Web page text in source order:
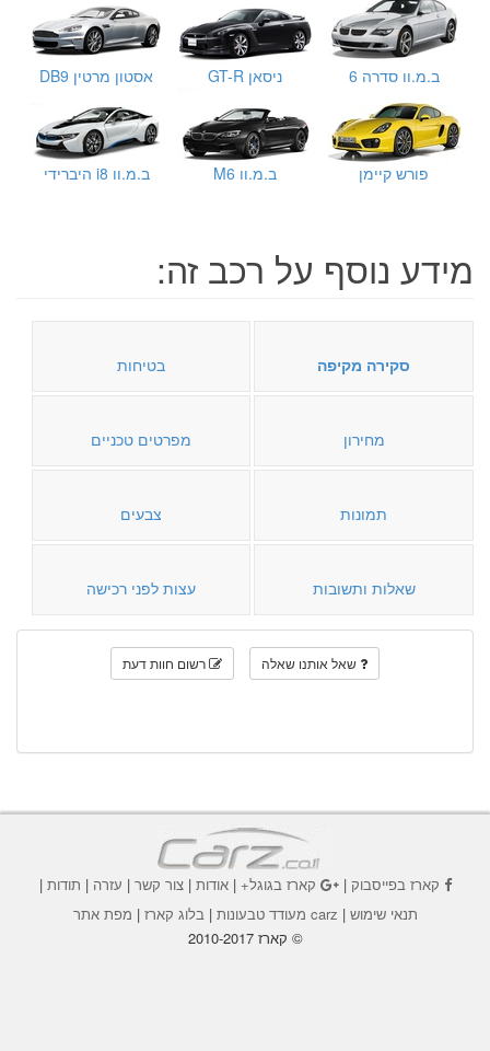
ב.מ.וו סדרה 6 ניסאן GT-R אסטון מרטין DB9
פורש קיימן ב.מ.וו M6 ב.מ.וו i8 היברידי
מידע נוסף על רכב זה:
סקירה מקיפה בטיחות
מחירון מפרטים טכניים
תמונות צבעים
שאלות ותשובות עצות לפני רכישה
שאל אותנו שאלה רשום חוות דעת
קארז בפייסבוק| קארז בגוגל+|אודות |צור קשר | עזרה | תודות |
תנאי שימוש | carz מעודד טבעונות | בלוג קארז | מפת אתר
© קארז 2010-2017